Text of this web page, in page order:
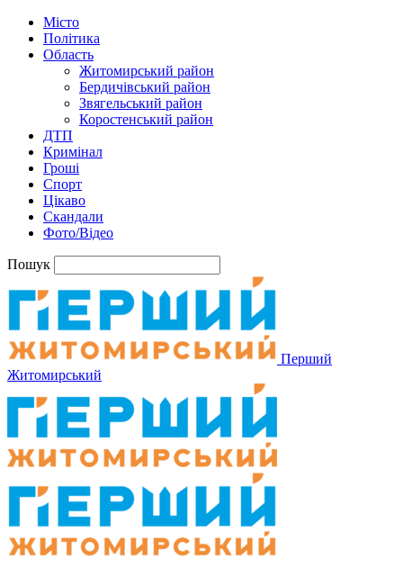
Місто
Політика
Область
Житомирський район
Бердичівський район
Звягельський район
Коростенський район
ДТП
Кримінал
Гроші
Спорт
Цікаво
Скандали
Фото/Відео
Пошук
Перший
Житомирський